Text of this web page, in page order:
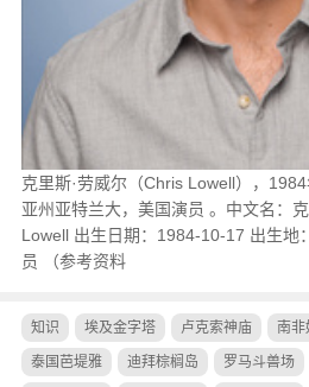
克里斯·劳威尔（Chris Lowell），
亚州亚特兰大，美国演员 。中文名：
Lowell 出生日期：1984-10-17 出生地
员 （参考资料
知识 埃及金字塔 卢克索神庙 南非
泰国芭堤雅 迪拜棕榈岛 罗马斗兽场